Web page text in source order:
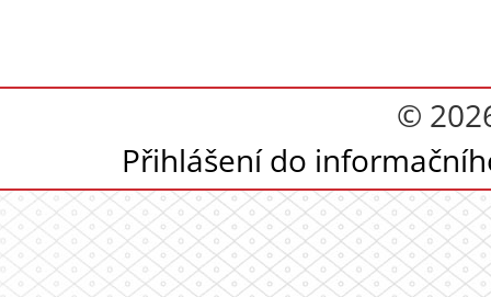
©
Přihlášení do